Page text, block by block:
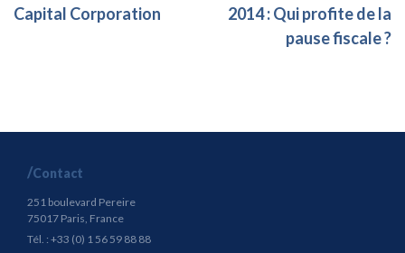
Capital Corporation
2014 : Qui profite de la
pause fiscale ?
Contact
251 boulevard Pereire
75017 Paris, France
Tél. : +33 (0) 1 56 59 88 88